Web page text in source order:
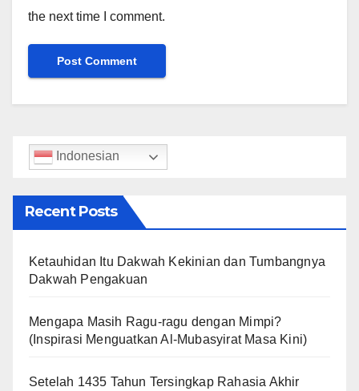
the next time I comment.
Indonesian
Recent Posts
Ketauhidan Itu Dakwah Kekinian dan Tumbangnya
Dakwah Pengakuan
Mengapa Masih Ragu-ragu dengan Mimpi?
(Inspirasi Menguatkan Al-Mubasyirat Masa Kini)
Setelah 1435 Tahun Tersingkap Rahasia Akhir